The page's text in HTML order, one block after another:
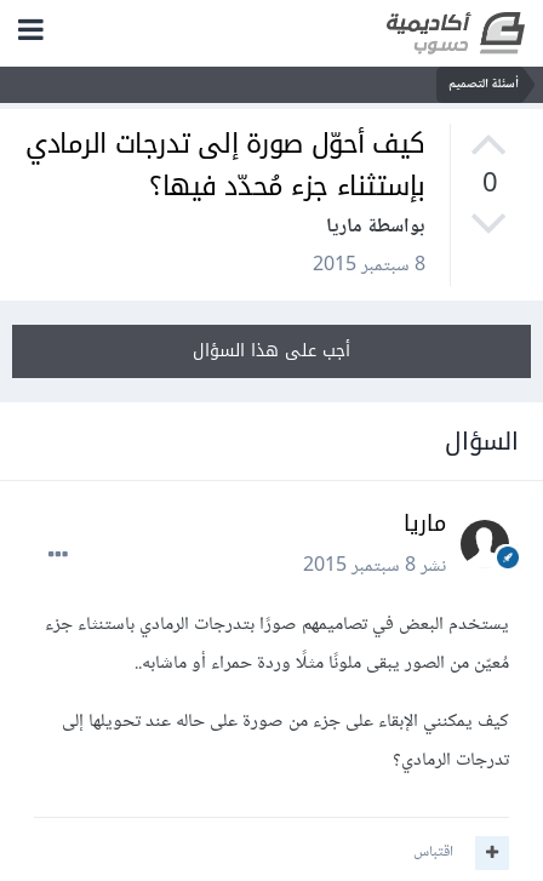
أسئلة التصميم
0
كيف أحوّل صورة إلى تدرجات الرمادي
بإستثناء جزء مُحدّد فيها؟
بواسطة ماريا
8 سبتمبر 2015
أجب على هذا السؤال
السؤال
ماريا
نشر8 سبتمبر 2015
يستخدم البعض في تصاميمهم صورًا بتدرجات الرمادي باستنثاء جزء
مُعيّن من الصور يبقى ملونًا مثلًا وردة حمراء أو ماشابه..
كيف يمكنني الإبقاء على جزء من صورة على حاله عند تحويلها إلى
تدرجات الرمادي؟
اقتباس